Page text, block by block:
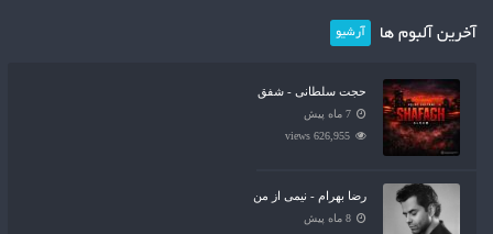
آخرین آلبوم ها آرشیو
حجت سلطانی - شفق
7 ماه پیش
626,955 views
رضا بهرام - نیمی از من
8 ماه پیش